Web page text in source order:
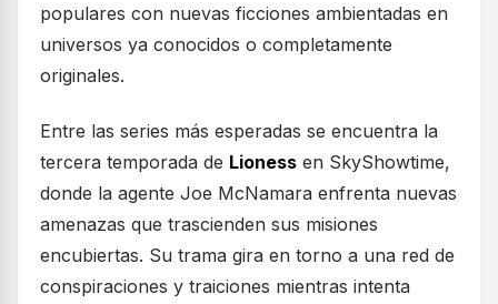
populares con nuevas ficciones ambientadas en
universos ya conocidos o completamente
originales.
Entre las series más esperadas se encuentra la
tercera temporada de Lioness en SkyShowtime,
donde la agente Joe McNamara enfrenta nuevas
amenazas que trascienden sus misiones
encubiertas. Su trama gira en torno a una red de
conspiraciones y traiciones mientras intenta